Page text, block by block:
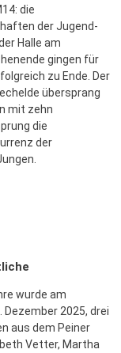
die
der Jugend-
Halle am
gingen für
zu Ende. Der
übersprang
mit zehn
die
der
wurde am
2025, drei
aus dem Peiner
Vetter, Martha